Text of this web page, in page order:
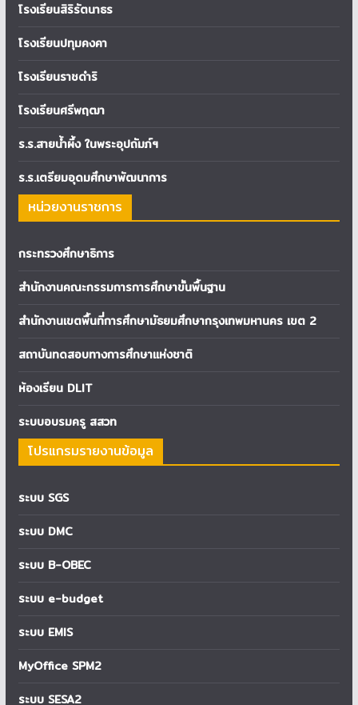
โรงเรียนสิริรัตนาธร
โรงเรียนปทุมคงคา
โรงเรียนราชดำริ
โรงเรียนศรีพฤฒา
ร.ร.สายน้ำผึ้ง ในพระอุปถัมภ์ฯ
ร.ร.เตรียมอุดมศึกษาพัฒนาการ
หน่วยงานราชการ
กระทรวงศึกษาธิการ
สำนักงานคณะกรรมการการศึกษาขั้นพื้นฐาน
สำนักงานเขตพื้นที่การศึกษามัธยมศึกษากรุงเทพมหานคร เขต 2
สถาบันทดสอบทางการศึกษาแห่งชาติ
ห้องเรียน DLIT
ระบบอบรมครู สสวท
โปรแกรมรายงานข้อมูล
ระบบ SGS
ระบบ DMC
ระบบ B-OBEC
ระบบ e-budget
ระบบ EMIS
MyOffice SPM2
ระบบ SESA2